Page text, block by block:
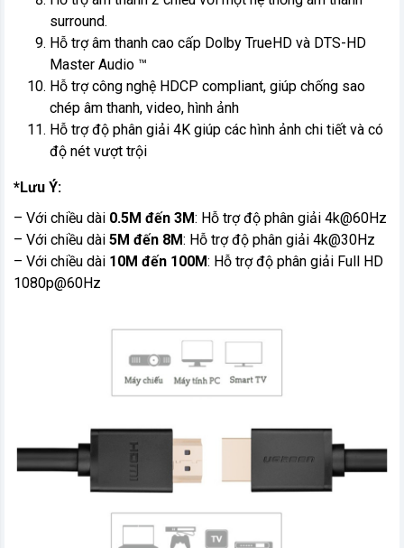
surround.
Hỗ trợ âm thanh cao cấp Dolby TrueHD và DTS-HD
Master Audio ™
Hỗ trợ công nghệ HDCP compliant, giúp chống sao
chép âm thanh, video, hình ảnh
Hỗ trợ độ phân giải 4K giúp các hình ảnh chi tiết và có
độ nét vượt trội
*Lưu Ý:
– Với chiều dài 0.5M đến 3M: Hỗ trợ độ phân giải 4k@60Hz
– Với chiều dài 5M đến 8M: Hỗ trợ độ phân giải 4k@30Hz
– Với chiều dài 10M đến 100M: Hỗ trợ độ phân giải Full HD
1080p@60Hz